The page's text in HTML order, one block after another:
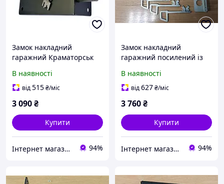
Замок накладний
гаражний Краматорськ
В наявності
від515₴/міс
3 090₴
Купити
Інтернет магазин HOZ-DOM.COM.UA 94%
Замок накладний
гаражний посилений із
і проворотом "Ведмідь"
В наявності
від627₴/міс
3 760₴
Купити
Інтернет магазин HOZ-DOM.COM.UA 94%